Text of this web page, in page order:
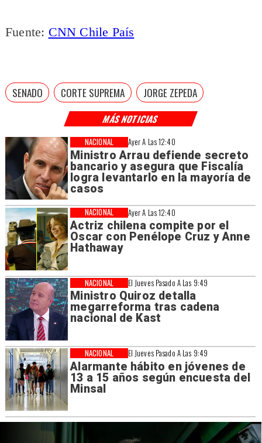
MÁS NOTICIAS
Ayer A Las 12:40
Ministro Arrau defiende secreto
bancario y asegura que Fiscalía
logra levantarlo en la mayoría de
casos
NACIONAL
Ayer A Las 12:40
Actriz chilena compite por el
Oscar con Penélope Cruz y Anne
Hathaway
NACIONAL
El Jueves Pasado A Las 9:49
Ministro Quiroz detalla
megarreforma tras cadena
nacional de Kast
NACIONAL
El Jueves Pasado A Las 9:49
Alarmante hábito en jóvenes de
13 a 15 años según encuesta del
Minsal
NACIONAL
Fuente: CNN Chile País
SENADO CORTE SUPREMA JORGE ZEPEDA